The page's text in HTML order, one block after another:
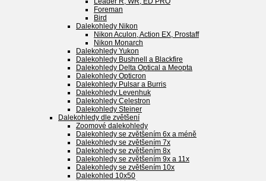
Foreman
Bird
Dalekohledy Nikon
Nikon Aculon, Action EX, Prostaff
Nikon Monarch
Dalekohledy Yukon
Dalekohledy Bushnell a Blackfire
Dalekohledy Delta Optical a Meopta
Dalekohledy Opticron
Dalekohledy Pulsar a Burris
Dalekohledy Levenhuk
Dalekohledy Celestron
Dalekohledy Steiner
Dalekohledy dle zvětšení
Zoomové dalekohledy
Dalekohledy se zvětšením 6x a méně
Dalekohledy se zvětšením 7x
Dalekohledy se zvětšením 8x
Dalekohledy se zvětšením 9x a 11x
Dalekohledy se zvětšením 10x
Dalekohled 10x50